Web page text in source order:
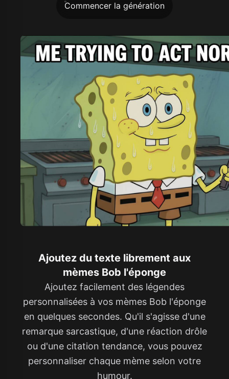
Commencer la génération
Ajoutez du texte librement aux
mèmes Bob l'éponge
Ajoutez facilement des légendes
personnalisées à vos mèmes Bob l'éponge
en quelques secondes. Qu'il s'agisse d'une
remarque sarcastique, d'une réaction drôle
ou d'une citation tendance, vous pouvez
personnaliser chaque mème selon votre
humour.